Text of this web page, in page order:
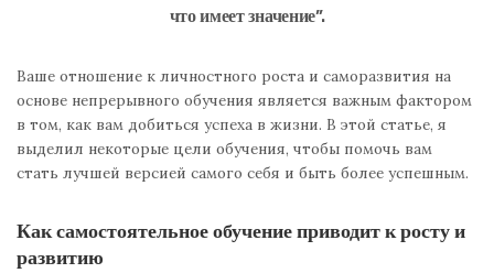
что имеет значение”.
Ваше отношение к личностного роста и саморазвития на
основе непрерывного обучения является важным фактором
в том, как вам добиться успеха в жизни. В этой статье, я
выделил некоторые цели обучения, чтобы помочь вам
стать лучшей версией самого себя и быть более успешным.
Как самостоятельное обучение приводит к росту и
развитию